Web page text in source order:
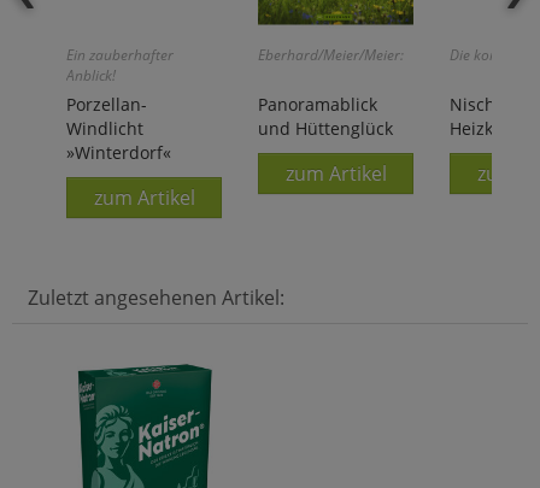
Ein zauberhafter
Anblick!
Porzellan-
Windlicht
»Winterdorf«
zum Artikel
Eberhard/Meier/Meier:
Panoramablick
und Hüttenglück
zum Artikel
Die kommt
Nischen-
zum
Zuletzt angesehenen Artikel: